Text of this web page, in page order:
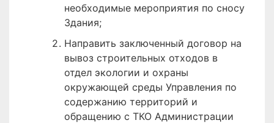
необходимые мероприятия по сносу
Здания;
Направить заключенный договор на
вывоз строительных отходов в
отдел экологии и охраны
окружающей среды Управления по
содержанию территорий и
обращению с ТКО Администрации